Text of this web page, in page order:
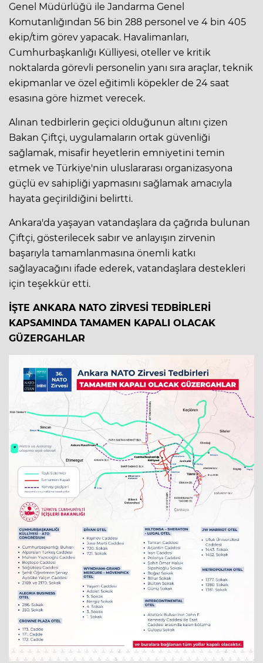
Genel Müdürlüğü ile Jandarma Genel
Komutanlığından 56 bin 288 personel ve 4 bin 405
ekip/tim görev yapacak. Havalimanları,
Cumhurbaşkanlığı Külliyesi, oteller ve kritik
noktalarda görevli personelin yanı sıra araçlar, teknik
ekipmanlar ve özel eğitimli köpekler de 24 saat
esasına göre hizmet verecek.
Alınan tedbirlerin geçici olduğunun altını çizen
Bakan Çiftçi, uygulamaların ortak güvenliği
sağlamak, misafir heyetlerin emniyetini temin
etmek ve Türkiye'nin uluslararası organizasyona
güçlü ev sahipliği yapmasını sağlamak amacıyla
hayata geçirildiğini belirtti.
Ankara'da yaşayan vatandaşlara da çağrıda bulunan
Çiftçi, gösterilecek sabır ve anlayışın zirvenin
başarıyla tamamlanmasına önemli katkı
sağlayacağını ifade ederek, vatandaşlara destekleri
için teşekkür etti.
İŞTE ANKARA NATO ZİRVESİ TEDBİRLERİ
KAPSAMINDA TAMAMEN KAPALI OLACAK
GÜZERGAHLAR